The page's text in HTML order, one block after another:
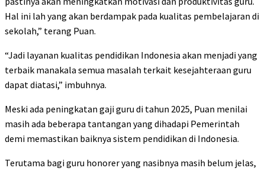
Hal ini lah yang akan berdampak pada kualitas pembelajaran di
sekolah,” terang Puan.
“Jadi layanan kualitas pendidikan Indonesia akan menjadi yang
terbaik manakala semua masalah terkait kesejahteraan guru
dapat diatasi,” imbuhnya.
Meski ada peningkatan gaji guru di tahun 2025, Puan menilai
masih ada beberapa tantangan yang dihadapi Pemerintah
demi memastikan baiknya sistem pendidikan di Indonesia.
Terutama bagi guru honorer yang nasibnya masih belum jelas,